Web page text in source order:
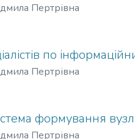
Пертрівна
по
Пертрівна
формування
Пертрівна